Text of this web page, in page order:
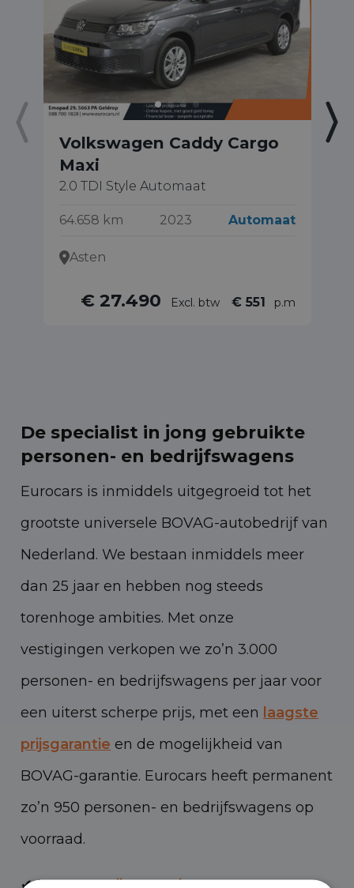
Volkswagen Caddy Cargo
Maxi
2.0 TDI Style Automaat
64.658 km 2023 Automaat
Asten
€ 27.490 Excl. btw € 551 p.m
De specialist in jong gebruikte
personen- en bedrijfswagens
Eurocars is inmiddels uitgegroeid tot het
grootste universele BOVAG-autobedrijf van
Nederland. We bestaan inmiddels meer
dan 25 jaar en hebben nog steeds
torenhoge ambities. Met onze
vestigingen verkopen we zo’n 3.000
personen- en bedrijfswagens per jaar voor
een uiterst scherpe prijs, met een laagste
prijsgarantie en de mogelijkheid van
BOVAG-garantie. Eurocars heeft permanent
zo’n 950 personen- en bedrijfswagens op
voorraad.